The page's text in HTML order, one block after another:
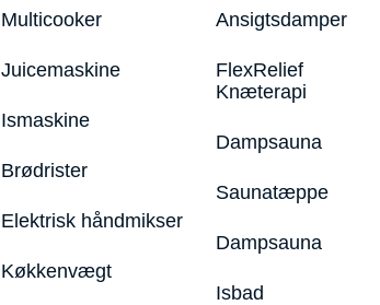
Multicooker
Juicemaskine
Ismaskine
Brødrister
Elektrisk håndmikser
Køkkenvægt
Ansigtsdamper
FlexRelief
Knæterapi
Dampsauna
Saunatæppe
Dampsauna
Isbad